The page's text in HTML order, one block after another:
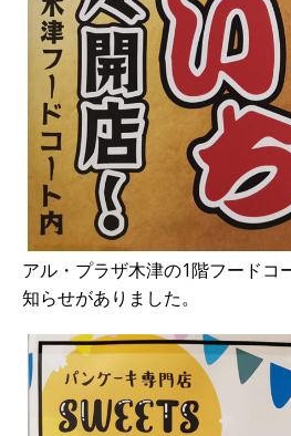
アル・プラザ木津の1階フードコ
知らせがありました。